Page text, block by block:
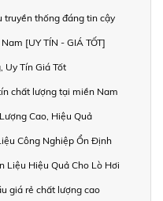
truyền thống đáng tin cậy
[UY TÍN - GIÁ TỐT]
Uy Tín Giá Tốt
chất lượng tại miền Nam
Cao, Hiệu Quả
Công Nghiệp Ổn Định
Liệu Hiệu Quả Cho Lò Hơi
giá rẻ chất lượng cao